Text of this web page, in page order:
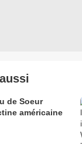
de Soeur
américaine